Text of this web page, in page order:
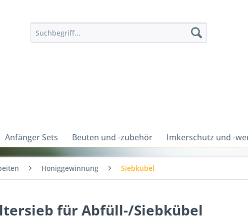
Anfänger Sets Beuten und -zubehör Imkerschutz und -
Honiggewinnung Siebkübel
für Abfüll-/Siebkübel